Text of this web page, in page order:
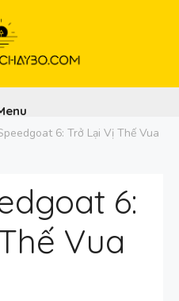
6: Trở Lại Vị Thế Vua
6:
Vua